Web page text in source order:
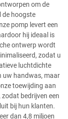
om de
de hoogste
pomp levert een
hij ideaal is
ontwerp wordt
zodat u
luchtdichte
uw handwas, maar
toewijding aan
bedrijven een
bij hun klanten.
dan 4,8 miljoen